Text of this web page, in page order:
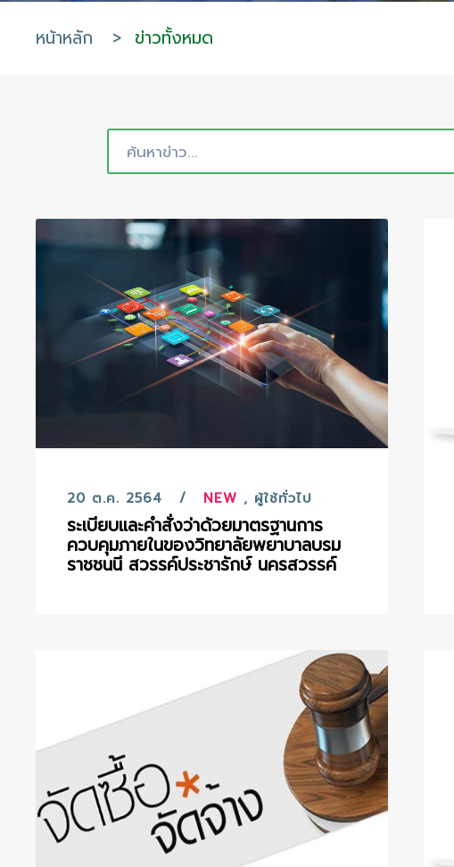
หน้าหลัก > ข่าวทั้งหมด
20 ต.ค. 2564 NEW , ผู้ใช้ทั่วไป
ระเบียบและคำสั่งว่าด้วยมาตรฐานการ
ควบคุมภายในของวิทยาลัยพยาบาลบรม
ราชชนนี สวรรค์ประชารักษ์ นครสวรรค์